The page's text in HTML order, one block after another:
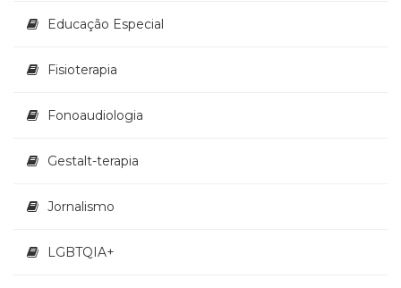
Educação Especial
Fisioterapia
Fonoaudiologia
Gestalt-terapia
Jornalismo
LGBTQIA+